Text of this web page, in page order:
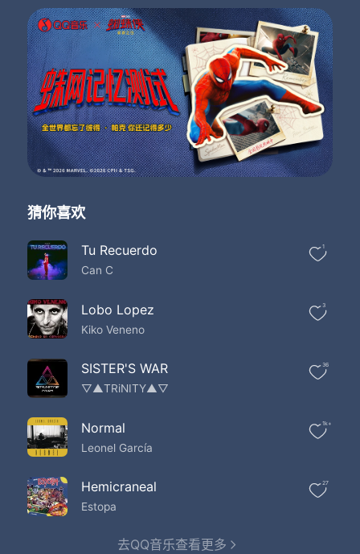
Que amargas son las cosas que nos pasan
Cuando hay una mujer que paga mal
Quién no sabe en esta vida la traición tan conocida
Que nos deja un mal amor
Quién no llega a la cantina exigiendo su tequila
Y exigiendo su canción
Me están sirviendo ya la del estribo
Ahorita ya no sé si tengo fe
Ahorita solamente ya les pido
Que toquen otra vez la que se fue
Quién no sabe en esta vida la traición tan conocida
Ahorita ya no sé si tengo fe
Ahorita solamente ya les pido
猜你喜欢
Tu Recuerdo
Can C
1
Lobo Lopez
Kiko Veneno
3
SISTER'S WAR
▽▲TRiNITY▲▽
36
Normal
Leonel García
1k+
Hemicraneal
Estopa
27
去QQ音乐查看更多